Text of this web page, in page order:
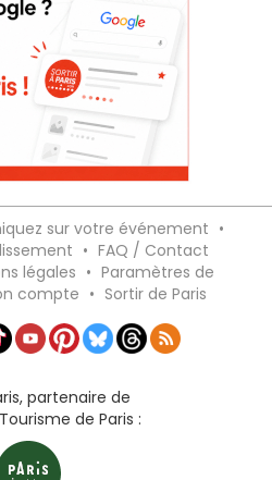
sur votre événement •
• FAQ / Contact
légales • Paramètres de
compte • Sortir de Paris
partenaire de
de Paris :